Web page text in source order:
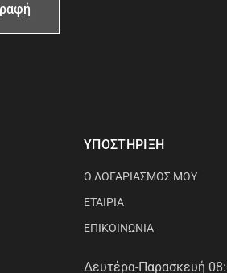
ΥΠΟΣΤΗΡΙΞΗ
Ο ΛΟΓΑΡΙΑΣΜΟΣ ΜΟΥ
ΕΤΑΙΡΙΑ
ΕΠΙΚΟΙΝΩΝΙΑ
Δευτέρα-Παρασκευή